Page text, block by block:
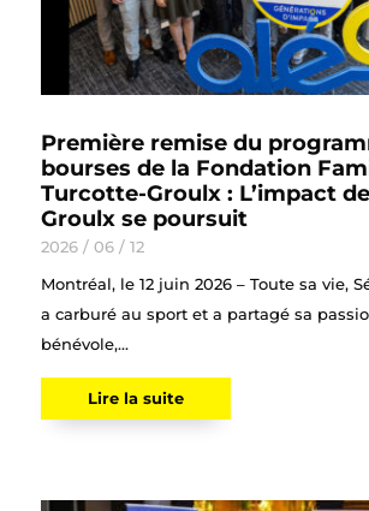
Première remise du
bourses de la Fondation
Turcotte-Groulx : L’impact
Groulx se poursuit
2026 / 06 / 12
Montréal, le 12 juin 2026 – Toute sa vie,
a carburé au sport et a partagé sa
bénévole,...
Lire la suite